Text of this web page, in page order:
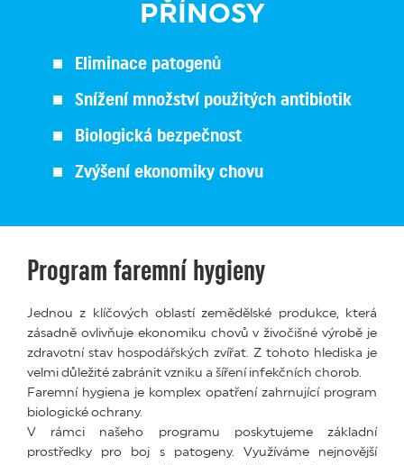
PŘÍNOSY
Eliminace patogenů
Snížení množství použitých antibiotik
Biologická bezpečnost
Zvýšení ekonomiky chovu
Program faremní hygieny
Jednou z klíčových oblastí zemědělské produkce, která
zásadně ovlivňuje ekonomiku chovů v živočišné výrobě je
zdravotní stav hospodářských zvířat. Z tohoto hlediska je
velmi důležité zabránit vzniku a šíření infekčních chorob.
Faremní hygiena je komplex opatření zahrnující program
biologické ochrany.
V rámci našeho programu poskytujeme základní
prostředky pro boj s patogeny. Využíváme nejnovější